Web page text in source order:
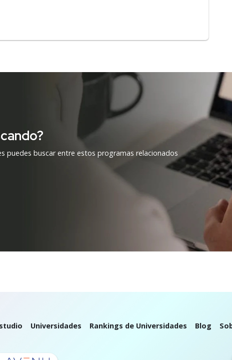
puedes buscar entre estos programas relacionados
Universidades Rankings de Universidades Blog